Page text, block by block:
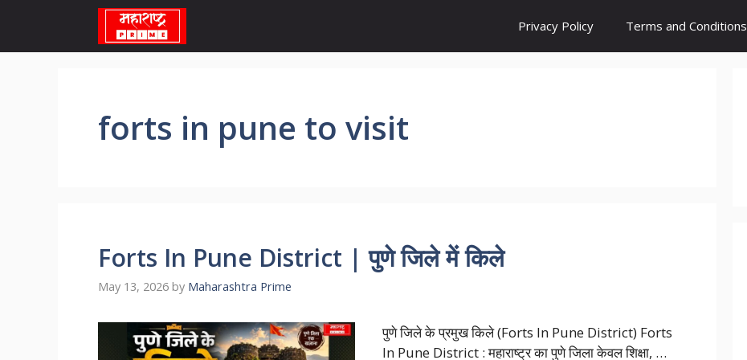
content
Privacy Policy Terms and Conditions
forts in pune to visit
Forts In Pune District | पुणे जिले में किले
May 13, 2026 by Maharashtra Prime
पुणे जिले के प्रमुख किले (Forts In Pune District) Forts
In Pune District : महाराष्ट्र का पुणे जिला केवल शिक्षा, …